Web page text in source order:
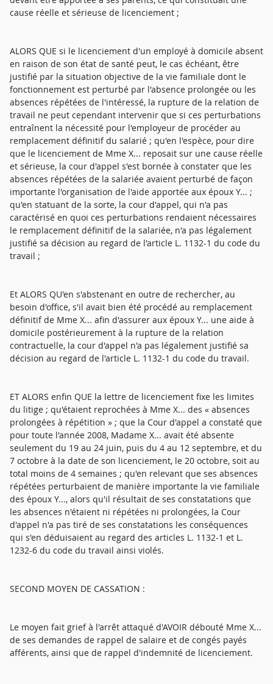
cause réelle et sérieuse de licenciement ;
ALORS QUE si le licenciement d'un employé à domicile absent
en raison de son état de santé peut, le cas échéant, être
justifié par la situation objective de la vie familiale dont le
fonctionnement est perturbé par l'absence prolongée ou les
absences répétées de l'intéressé, la rupture de la relation de
travail ne peut cependant intervenir que si ces perturbations
entraînent la nécessité pour l'employeur de procéder au
remplacement définitif du salarié ; qu'en l'espèce, pour dire
que le licenciement de Mme X... reposait sur une cause réelle
et sérieuse, la cour d'appel s'est bornée à constater que les
absences répétées de la salariée avaient perturbé de façon
importante l'organisation de l'aide apportée aux époux Y... ;
qu'en statuant de la sorte, la cour d'appel, qui n'a pas
caractérisé en quoi ces perturbations rendaient nécessaires
le remplacement définitif de la salariée, n'a pas légalement
justifié sa décision au regard de l'article L. 1132-1 du code du
travail ;
Et ALORS QU'en s'abstenant en outre de rechercher, au
besoin d'office, s'il avait bien été procédé au remplacement
définitif de Mme X... afin d'assurer aux époux Y... une aide à
domicile postérieurement à la rupture de la relation
contractuelle, la cour d'appel n'a pas légalement justifié sa
décision au regard de l'article L. 1132-1 du code du travail.
ET ALORS enfin QUE la lettre de licenciement fixe les limites
du litige ; qu'étaient reprochées à Mme X... des « absences
prolongées à répétition » ; que la Cour d'appel a constaté que
pour toute l'année 2008, Madame X... avait été absente
seulement du 19 au 24 juin, puis du 4 au 12 septembre, et du
7 octobre à la date de son licenciement, le 20 octobre, soit au
total moins de 4 semaines ; qu'en relevant que ses absences
répétées perturbaient de manière importante la vie familiale
des époux Y..., alors qu'il résultait de ses constatations que
les absences n'étaient ni répétées ni prolongées, la Cour
d'appel n'a pas tiré de ses constatations les conséquences
qui s'en déduisaient au regard des articles L. 1132-1 et L.
1232-6 du code du travail ainsi violés.
SECOND MOYEN DE CASSATION :
Le moyen fait grief à l'arrêt attaqué d'AVOIR débouté Mme X...
de ses demandes de rappel de salaire et de congés payés
afférents, ainsi que de rappel d'indemnité de licenciement.